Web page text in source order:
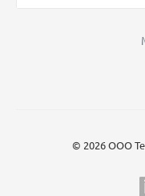
© 2026 ООО